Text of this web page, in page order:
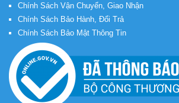
Chính Sách Vận Chuyển, Giao Nhận
Chính Sách Bảo Hành, Đổi Trả
Chính Sách Bảo Mật Thông Tin